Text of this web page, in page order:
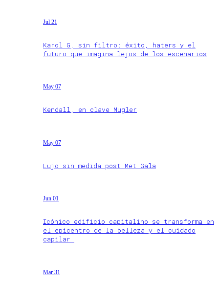
Jul 21
Karol G, sin filtro: éxito, haters y el
futuro que imagina lejos de los escenarios
May 07
Kendall, en clave Mugler
May 07
Lujo sin medida post Met Gala
Jun 01
Icónico edificio capitalino se transforma en
el epicentro de la belleza y el cuidado
capilar
Mar 31